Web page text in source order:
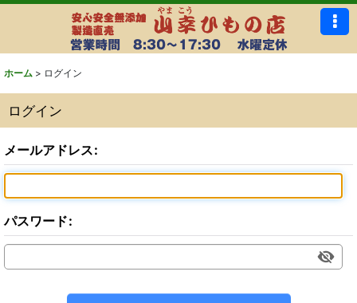
ホーム > ログイン
ログイン
メールアドレス:
パスワード: